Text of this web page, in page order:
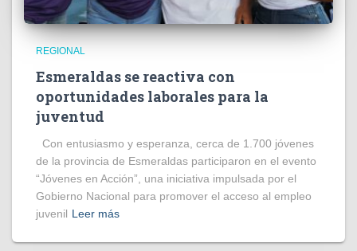
REGIONAL
Esmeraldas se reactiva con
oportunidades laborales para la
juventud
Con entusiasmo y esperanza, cerca de 1.700 jóvenes
de la provincia de Esmeraldas participaron en el evento
“Jóvenes en Acción”, una iniciativa impulsada por el
Gobierno Nacional para promover el acceso al empleo
juvenil Leer más